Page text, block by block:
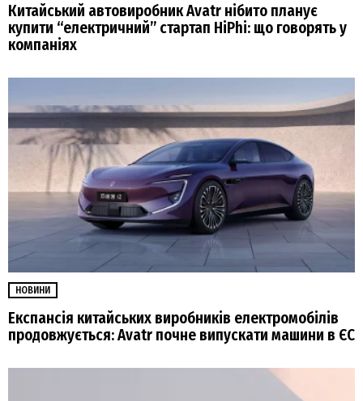
Китайський автовиробник Avatr нібито планує
купити “електричний” стартап HiPhi: що говорять у
компаніях
НОВИНИ
Експансія китайських виробників електромобілів
продовжується: Avatr почне випускати машини в ЄС